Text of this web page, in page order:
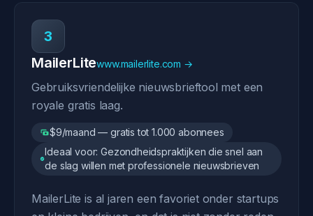
3
MailerLitewww.mailerlite.com →
Gebruiksvriendelijke nieuwsbrieftool met een
royale gratis laag.
$9/maand — gratis tot 1.000 abonnees
Ideaal voor: Gezondheidspraktijken die snel aan
de slag willen met professionele nieuwsbrieven
MailerLite is al jaren een favoriet onder startups